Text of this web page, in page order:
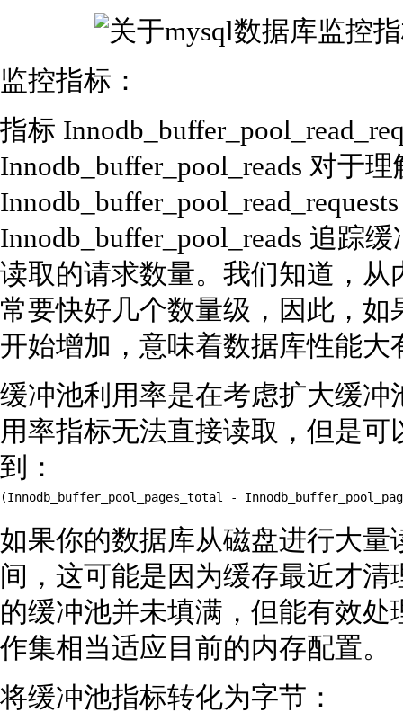
监控指标：
指标
Innodb_buffer_pool_reads 对于
Innodb_buffer_pool_reads 追踪
读取的请求数量。我们知道，
常要快好几个数量级，因此，如
开始增加，意味着数据库性能大
缓冲池利用率是在考虑扩大缓
用率指标无法直接读取，但是
到：
(Innodb_buffer_pool_pages_total -
如果你的数据库从磁盘进行大
间，这可能是因为缓存最近才
的缓冲池并未填满，但能有效
作集相当适应目前的内存配置。
将缓冲池指标转化为字节：